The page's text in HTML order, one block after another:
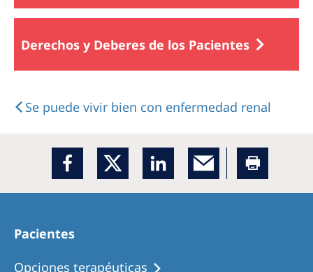
Derechos y Deberes de los Pacientes
Se puede vivir bien con enfermedad renal
Pacientes
Opciones terapéuticas